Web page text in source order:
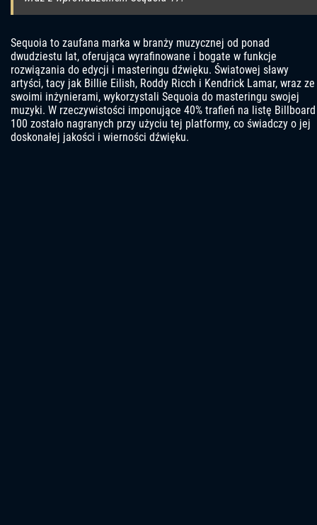
Sequoia to zaufana marka w branży muzycznej od ponad
dwudziestu lat, oferująca wyrafinowane i bogate w funkcje
rozwiązania do edycji i masteringu dźwięku. Światowej sławy
artyści, tacy jak Billie Eilish, Roddy Ricch i Kendrick Lamar, wraz ze
swoimi inżynierami, wykorzystali Sequoia do masteringu swojej
muzyki. W rzeczywistości imponujące 40% trafień na listę Billboard
100 zostało nagranych przy użyciu tej platformy, co świadczy o jej
doskonałej jakości i wierności dźwięku.